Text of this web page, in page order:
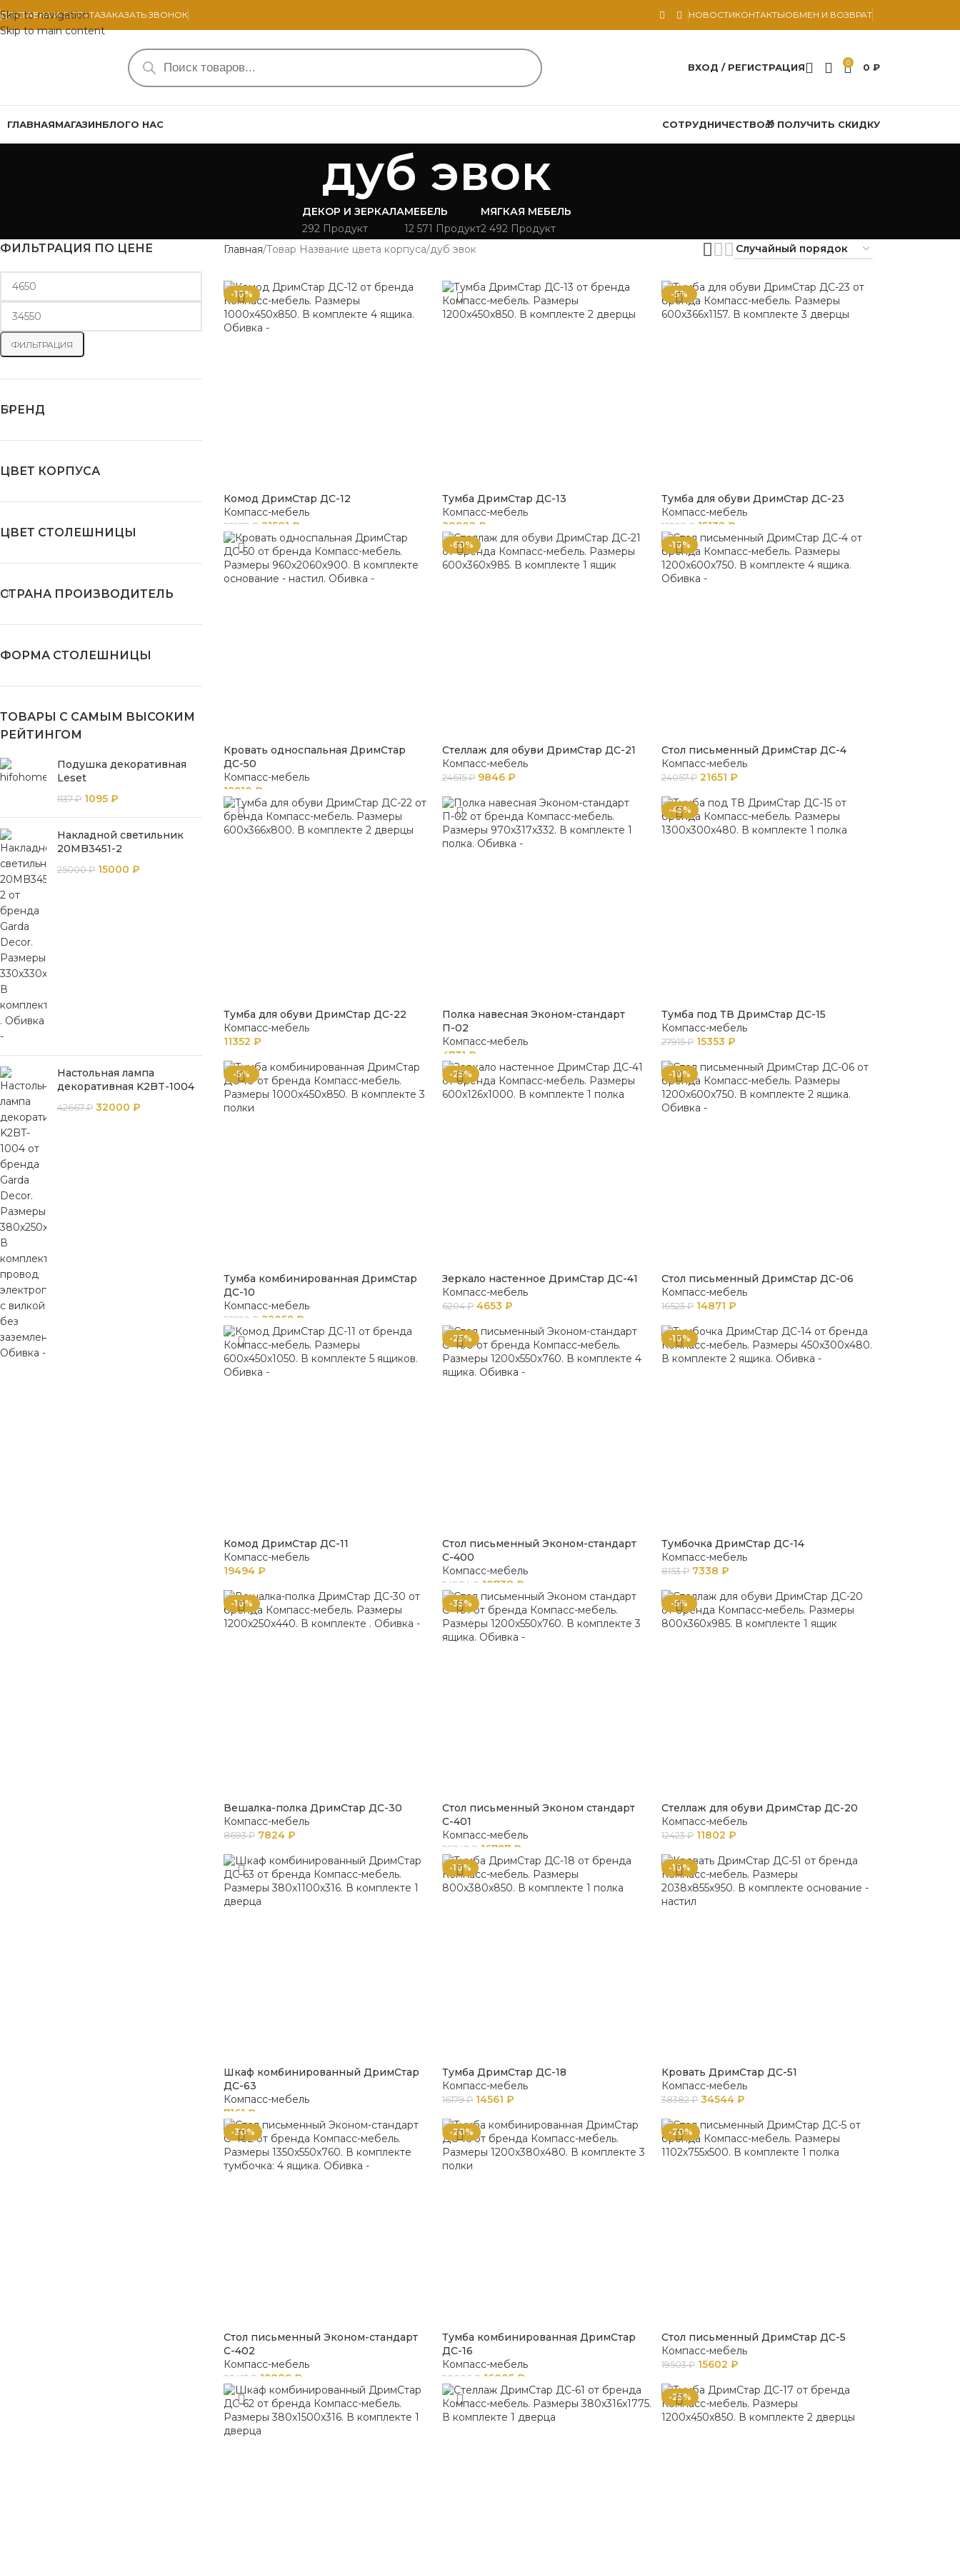
Skip to navigation
Skip to main content
ДОСТАВКА И ОПЛАТАЗАКАЗАТЬ ЗВОНОК НОВОСТИКОНТАКТЫОБМЕН И ВОЗВРАТ
ВХОД / РЕГИСТРАЦИЯ 0 0 ₽
ГЛАВНАЯМАГАЗИНБЛОГО НАС СОТРУДНИЧЕСТВО🎁 ПОЛУЧИТЬ СКИДКУ
дуб эвок
ДЕКОР И ЗЕРКАЛА
292 Продукт
МЕБЕЛЬ
12 571 Продукт
МЯГКАЯ МЕБЕЛЬ
2 492 Продукт
ФИЛЬТРАЦИЯ ПО ЦЕНЕ
ФИЛЬТРАЦИЯ
БРЕНД
ЦВЕТ КОРПУСА
ЦВЕТ СТОЛЕШНИЦЫ
СТРАНА ПРОИЗВОДИТЕЛЬ
ФОРМА СТОЛЕШНИЦЫ
ТОВАРЫ С САМЫМ ВЫСОКИМ
РЕЙТИНГОМ
Подушка декоративная
Leset
1137₽ 1095 ₽
Накладной светильник
20MB3451-2
25000₽ 15000 ₽
Настольная лампа
декоративная K2BT-1004
42667₽ 32000 ₽
Главная Товар Название цвета корпуса дуб эвок
-10%
Комод ДримСтар ДС-12
Компасс-мебель
23979 ₽ 21581 ₽
Тумба ДримСтар ДС-13
Компасс-мебель
28902 ₽
-5%
Тумба для обуви ДримСтар ДС-23
Компасс-мебель
15928 ₽ 15132 ₽
Кровать односпальная ДримСтар
ДС-50
Компасс-мебель
19910 ₽
-60%
Стеллаж для обуви ДримСтар ДС-21
Компасс-мебель
24615₽ 9846₽
-10%
Стол письменный ДримСтар ДС-4
Компасс-мебель
24057₽ 21651 ₽
Тумба для обуви ДримСтар ДС-22
Компасс-мебель
11352 ₽
Полка навесная Эконом-стандарт
П-02
Компасс-мебель
4731 ₽
-45%
Тумба под ТВ ДримСтар ДС-15
Компасс-мебель
27915₽ 15353 ₽
-5%
Тумба комбинированная ДримСтар
ДС-10
Компасс-мебель
23220 ₽ 22059 ₽
-25%
Зеркало настенное ДримСтар ДС-41
Компасс-мебель
6204₽ 4653₽
-10%
Стол письменный ДримСтар ДС-06
Компасс-мебель
16523₽ 14871 ₽
Комод ДримСтар ДС-11
Компасс-мебель
19494 ₽
-25%
Стол письменный Эконом-стандарт
С-400
Компасс-мебель
24984 ₽ 18738 ₽
-10%
Тумбочка ДримСтар ДС-14
Компасс-мебель
8153₽ 7338 ₽
-10%
Вешалка-полка ДримСтар ДС-30
Компасс-мебель
8693₽ 7824 ₽
-35%
Стол письменный Эконом стандарт
С-401
Компасс-мебель
25842 ₽ 16797 ₽
-5%
Стеллаж для обуви ДримСтар ДС-20
Компасс-мебель
12423₽ 11802 ₽
Шкаф комбинированный ДримСтар
ДС-63
Компасс-мебель
7161 ₽
-10%
Тумба ДримСтар ДС-18
Компасс-мебель
16179₽ 14561₽
-10%
Кровать ДримСтар ДС-51
Компасс-мебель
38382₽ 34544 ₽
-30%
Стол письменный Эконом-стандарт
С-402
Компасс-мебель
28413 ₽ 19889 ₽
-20%
Тумба комбинированная ДримСтар
ДС-16
Компасс-мебель
20006 ₽ 16005 ₽
-20%
Стол письменный ДримСтар ДС-5
Компасс-мебель
19503₽ 15602 ₽
-25%